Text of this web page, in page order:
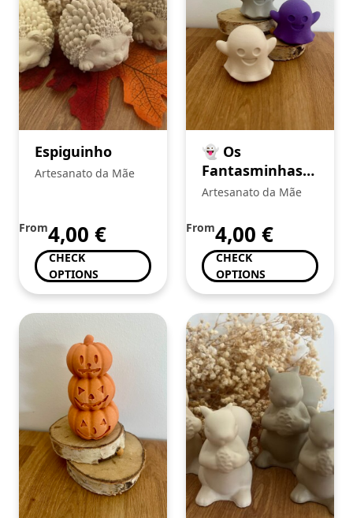
Espiguinho
Artesanato da Mãe
From4,00 €
CHECK
OPTIONS
👻 Os
Fantasminhas
da Alegria
Artesanato da Mãe
From4,00 €
CHECK
OPTIONS